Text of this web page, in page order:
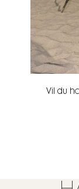
Vil du